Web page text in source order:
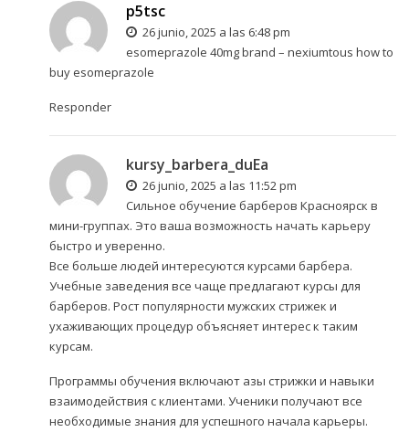
p5tsc
26 junio, 2025 a las 6:48 pm
esomeprazole 40mg brand – nexiumtous how to
buy esomeprazole
Responder
kursy_barbera_duEa
26 junio, 2025 a las 11:52 pm
Сильное обучение барберов Красноярск в
мини-группах. Это ваша возможность начать карьеру
быстро и уверенно.
Все больше людей интересуются курсами барбера.
Учебные заведения все чаще предлагают курсы для
барберов. Рост популярности мужских стрижек и
ухаживающих процедур объясняет интерес к таким
курсам.
Программы обучения включают азы стрижки и навыки
взаимодействия с клиентами. Ученики получают все
необходимые знания для успешного начала карьеры.